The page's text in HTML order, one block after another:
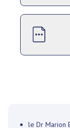
le Dr Marion